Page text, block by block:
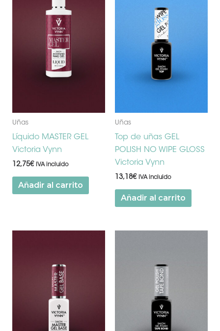
Uñas
Líquido MASTER GEL
Victoria Vynn
12,75€ IVA incluido
Añadir al carrito
Uñas
Top de uñas GEL
POLISH NO WIPE GLOSS
Victoria Vynn
13,18€ IVA incluido
Añadir al carrito